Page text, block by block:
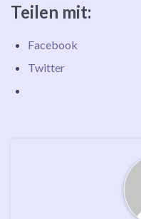
Teilen mit:
Facebook
Twitter